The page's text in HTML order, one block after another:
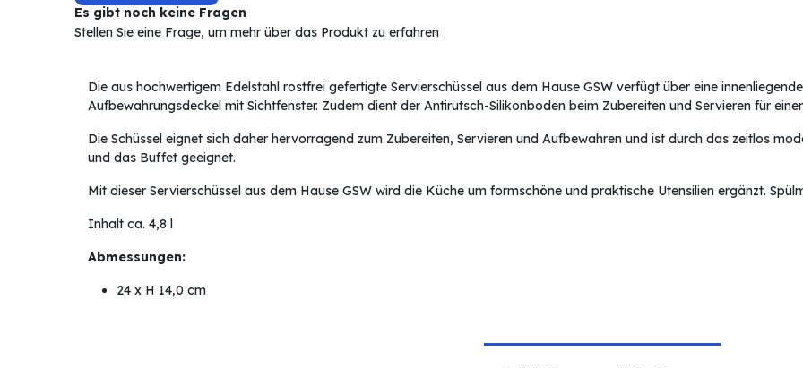
Es gibt noch keine Fragen
Stellen Sie eine Frage, um mehr über das Produkt zu erfahren
Die aus hochwertigem Edelstahl rostfrei gefertigte Servierschüssel aus dem Hause GSW verfügt über eine
Aufbewahrungsdeckel mit Sichtfenster. Zudem dient der Antirutsch-Silikonboden beim Zubereiten und Servieren für
Die Schüssel eignet sich daher hervorragend zum Zubereiten, Servieren und Aufbewahren und ist durch das zeitlos
und das Buffet geeignet.
Mit dieser Servierschüssel aus dem Hause GSW wird die Küche um formschöne und praktische Utensilien ergänzt.
Inhalt ca. 4,8 l
Abmessungen:
24 x H 14,0 cm